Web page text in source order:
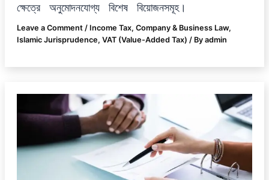
ক্ষেত্রে অনুমোদনযোগ্য বিশেষ বিয়োজনসমূহ।
Leave a Comment / Income Tax, Company & Business Law,
Islamic Jurisprudence, VAT (Value-Added Tax) / By admin